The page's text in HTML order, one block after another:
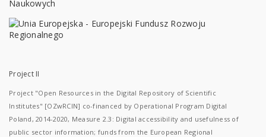
Project II
Project "Open Resources in the Digital Repository of Scientific
Institutes" [OZwRCIN] co-financed by Operational Program Digital
Poland, 2014-2020, Measure 2.3: Digital accessibility and usefulness of
public sector information; funds from the European Regional